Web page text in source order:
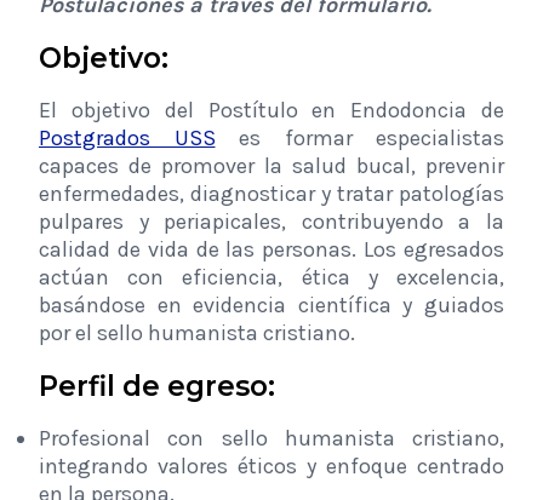
Objetivo:
El objetivo del Postítulo en Endodoncia de
Postgrados USS es formar especialistas
capaces de promover la salud bucal, prevenir
enfermedades, diagnosticar y tratar patologías
pulpares y periapicales, contribuyendo a la
calidad de vida de las personas. Los egresados
actúan con eficiencia, ética y excelencia,
basándose en evidencia científica y guiados
por el sello humanista cristiano.
Perfil de egreso:
Profesional con sello humanista cristiano,
integrando valores éticos y enfoque centrado
en la persona.